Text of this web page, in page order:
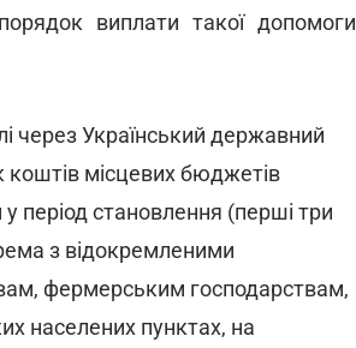
виплати такої допомоги
через Український державний
місцевих бюджетів
становлення (перші три
з відокремленими
фермерським господарствам,
населених пунктах, на